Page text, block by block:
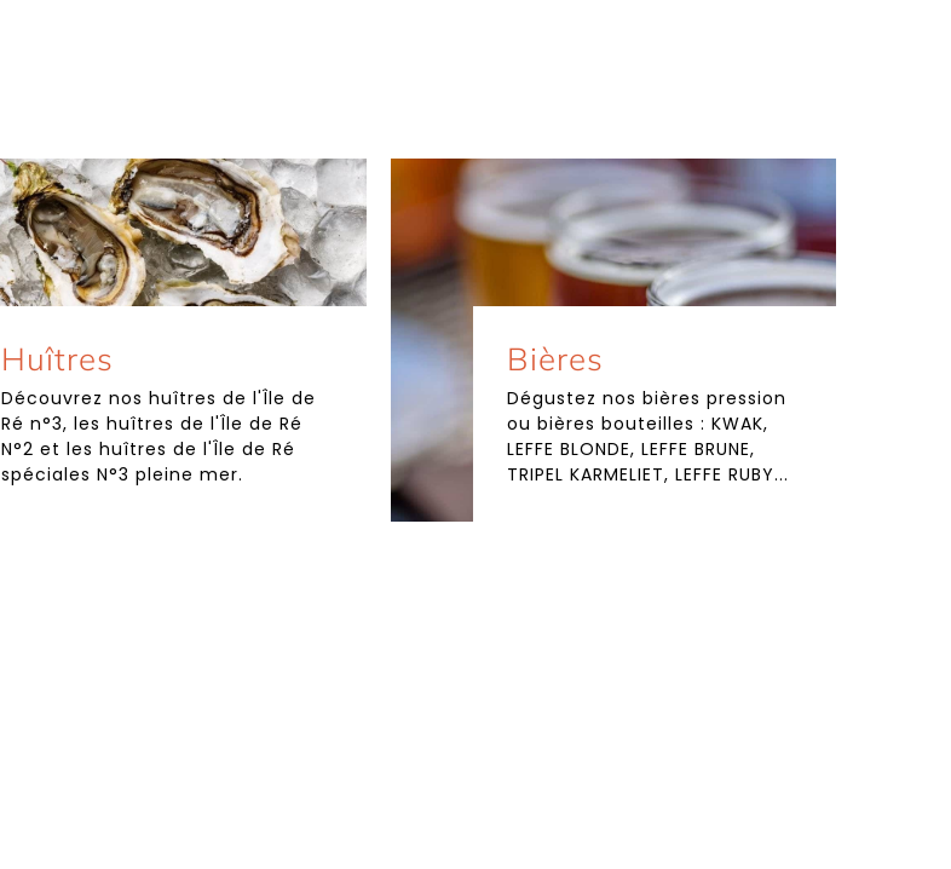
Huîtres
Découvrez nos huîtres de l'Île de
Ré n°3, les huîtres de l'Île de Ré
N°2 et les huîtres de l'Île de Ré
spéciales N°3 pleine mer.
Bières
Dégustez nos bières pression
ou bières bouteilles : KWAK,
LEFFE BLONDE, LEFFE BRUNE,
TRIPEL KARMELIET, LEFFE RUBY...